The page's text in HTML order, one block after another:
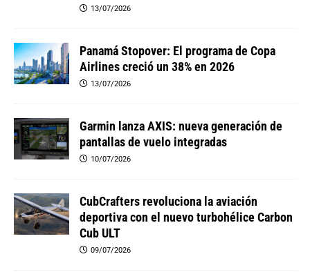
13/07/2026
Panamá Stopover: El programa de Copa
Airlines creció un 38% en 2026
13/07/2026
Garmin lanza AXIS: nueva generación de
pantallas de vuelo integradas
10/07/2026
CubCrafters revoluciona la aviación
deportiva con el nuevo turbohélice Carbon
Cub ULT
09/07/2026